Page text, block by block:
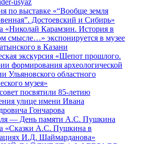
usyaz
по выставке «“Вообще земля
Достоевский и Сибирь»
«Николай Карамзин. История в
смысле…» экспонируется в музее
в Казани
экскурсия «Шепот прошлого.
формирования археологической
Ульяновского областного
музея»
посвятили 85-летию
улице имени Ивана
Гончарова
— День памяти А.С. Пушкина
«Сказки А.С. Пушкина в
И.Д. Шаймарданова»